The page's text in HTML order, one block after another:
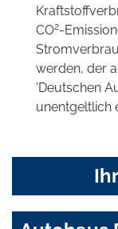
CO2-
werden, der
'Deutschen
unentgeltlich